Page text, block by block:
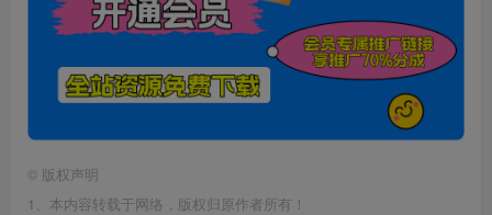
© 版权声明
1、本内容转载于网络，版权归原作者所有！